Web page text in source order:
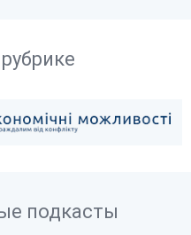
подкасты